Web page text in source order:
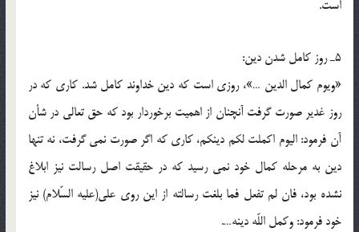
است.
5ـ روز كامل شدن دين:
«ويوم كمال الدين …»، روزى است كه دين خداوند كامل شد. كارى كه در
روز غدير صورت گرفت آنچنان از اهميت برخوردار بود كه حق تعالى در شأن
آن فرمود: اليوم اكملت لكم دينكم، كارى كه اگر صورت نمى گرفت، نه تنها
دين به مرحله كمال خود نمى رسيد كه در حقيقت اصل رسالت نيز ابلاغ
نشده بود، فان لم تفعل فما بلغت رسالته از اين روى على(علیه السّلام) نيز
خود فرمود: وكمل اللّه دينه….